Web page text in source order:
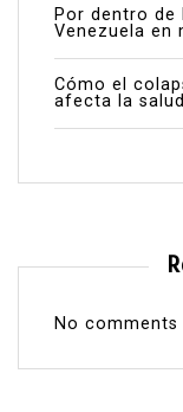
Por dentro de
Venezuela en
Cómo el
afecta la
No comments